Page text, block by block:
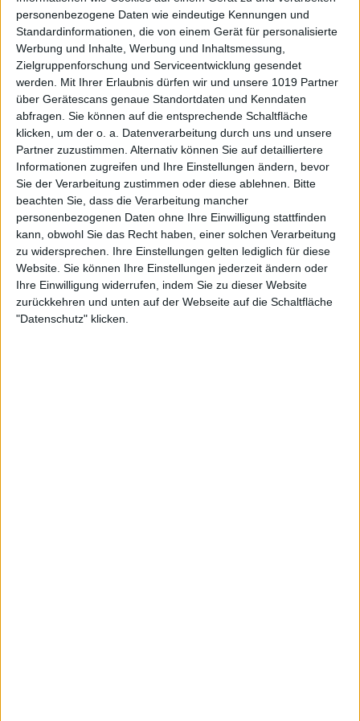
personenbezogene Daten wie eindeutige Kennungen und
Standardinformationen, die von einem Gerät für personalisierte
Werbung und Inhalte, Werbung und Inhaltsmessung,
Zielgruppenforschung und Serviceentwicklung gesendet
werden.
Mit Ihrer Erlaubnis dürfen wir und unsere 1019 Partner
über Gerätescans genaue Standortdaten und Kenndaten
abfragen. Sie können auf die entsprechende Schaltfläche
klicken, um der o. a. Datenverarbeitung durch uns und unsere
Partner zuzustimmen. Alternativ können Sie auf detailliertere
Informationen zugreifen und Ihre Einstellungen ändern, bevor
Sie der Verarbeitung zustimmen oder diese ablehnen.
Bitte
beachten Sie, dass die Verarbeitung mancher
personenbezogenen Daten ohne Ihre Einwilligung stattfinden
kann, obwohl Sie das Recht haben, einer solchen Verarbeitung
zu widersprechen. Ihre Einstellungen gelten lediglich für diese
Website. Sie können Ihre Einstellungen jederzeit ändern oder
Ihre Einwilligung widerrufen, indem Sie zu dieser Website
zurückkehren und unten auf der Webseite auf die Schaltfläche
"Datenschutz" klicken.